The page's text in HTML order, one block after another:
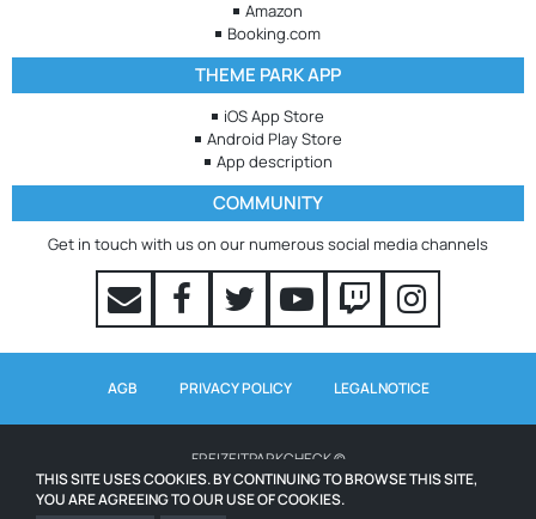
Amazon
Booking.com
THEME PARK APP
iOS App Store
Android Play Store
App description
COMMUNITY
Get in touch with us on our numerous social media channels
AGB PRIVACY POLICY LEGAL NOTICE
FREIZEITPARKCHECK ©
WAITING TIMES POWERED BY QUEUE-TIMES.COM
THIS SITE USES COOKIES. BY CONTINUING TO BROWSE THIS SITE,
YOU ARE AGREEING TO OUR USE OF COOKIES.